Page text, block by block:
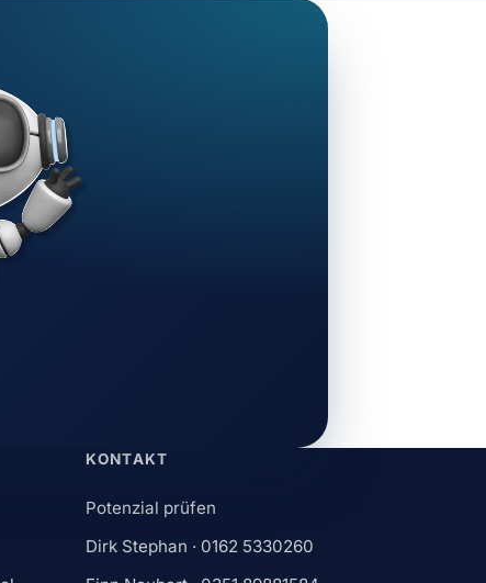
KONTAKT
Potenzial prüfen
Dirk Stephan · 0162 5330260